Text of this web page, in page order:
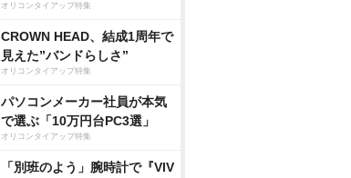
オリコンタイアップ特集
CROWN HEAD、結成1周年で
見えた”バンドらしさ”
オリコンタイアップ特集
パソコンメーカー社員が本気
で選ぶ「10万円台PC3選」
オリコンタイアップ特集
「別班のよう」腕時計で『VIV